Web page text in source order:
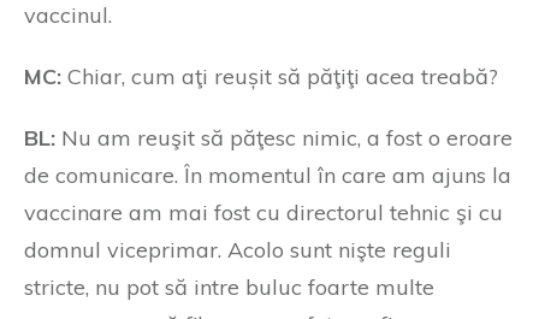
vaccinul.
MC: Chiar, cum aţi reușit să păţiţi acea treabă?
BL: Nu am reuşit să păţesc nimic, a fost o eroare
de comunicare. În momentul în care am ajuns la
vaccinare am mai fost cu directorul tehnic şi cu
domnul viceprimar. Acolo sunt nişte reguli
stricte, nu pot să intre buluc foarte multe